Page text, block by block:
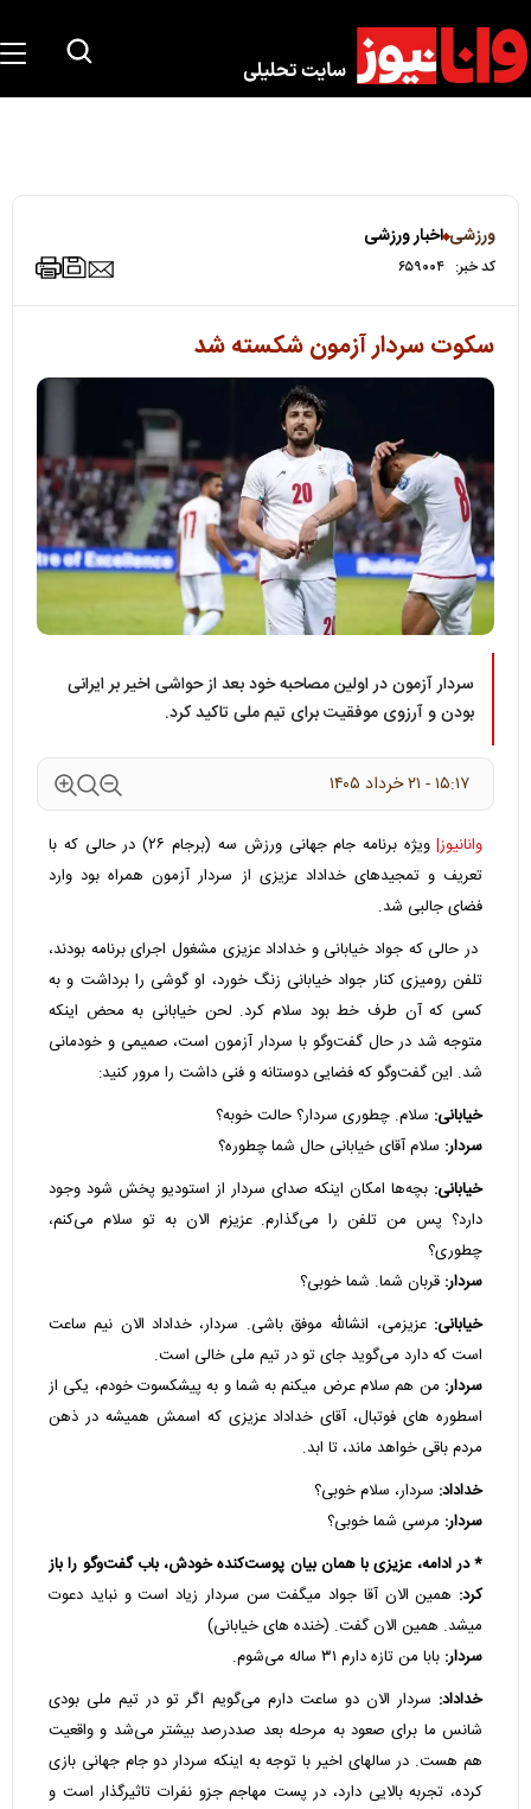
ورزشی اخبار ورزشی
کد خبر: ۶۵۹۰۰۴
سکوت سردار آزمون شکسته شد
سردار آزمون در اولین مصاحبه خود بعد از حواشی اخیر بر ایرانی
بودن و آرزوی موفقیت برای تیم ملی تاکید کرد.
۱۵:۱۷ - ۲۱ خرداد ۱۴۰۵
وانانیوز|
ویژه برنامه‌ جام جهانی ورزش سه (برجام ۲۶) در حالی که با
تعریف و تمجیدهای خداداد عزیزی از سردار آزمون همراه بود وارد
فضای جالبی شد.
در حالی که جواد خیابانی و خداداد عزیزی مشغول اجرای برنامه بودند،
تلفن رومیزی کنار جواد خیابانی زنگ خورد، او گوشی را برداشت و به
کسی که آن طرف خط بود سلام کرد. لحن خیابانی به محض اینکه
متوجه شد در حال گفت‌وگو با سردار آزمون است، صمیمی و خودمانی
شد. این گفت‌وگو که فضایی دوستانه و فنی داشت را مرور کنید:
خیابانی: سلام. چطوری سردار؟ حالت خوبه؟
سردار: سلام آقای خیابانی حال شما چطوره؟
خیابانی: بچه‌ها امکان اینکه صدای سردار از استودیو پخش شود وجود
دارد؟ پس من تلفن را می‌گذارم. عزیزم الان به تو سلام می‌کنم،
چطوری؟
سردار: قربان شما. شما خوبی؟
خیابانی:عزیزمی، انشالله موفق باشی. سردار، خداداد الان نیم ساعت
است که دارد می‌گوید جای تو در تیم ملی خالی است.
سردار: من هم سلام عرض میکنم به شما و به پیشکسوت خودم، یکی از
اسطوره های فوتبال، آقای خداداد عزیزی که اسمش همیشه در ذهن
مردم باقی خواهد ماند، تا ابد.
خداداد: سردار، سلام خوبی؟
سردار: مرسی شما خوبی؟
* در ادامه، عزیزی با همان بیان پوست‌کنده خودش، باب گفت‌وگو را باز
کرد: همین الان آقا جواد میگفت سن سردار زیاد است و نباید دعوت
میشد. همین الان گفت. (خنده های خیابانی)
سردار: بابا من تازه دارم ۳۱ ساله می‌شوم.
خداداد: سردار الان دو ساعت دارم می‌گویم اگر تو در تیم ملی بودی
شانس ما برای صعود به مرحله بعد صددرصد بیشتر می‌شد و واقعیت
هم هست. در سالهای اخیر با توجه به اینکه سردار دو جام جهانی بازی
کرده، تجربه بالایی دارد، در پست مهاجم جزو نفرات تاثیرگذار است و